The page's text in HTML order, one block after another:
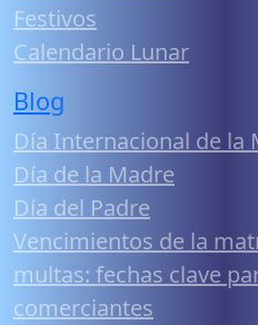
Festivos
Calendario Lunar
Blog
Día Internacional de la
Día de la Madre
Día del Padre
Vencimientos de la
multas: fechas clave
comerciantes